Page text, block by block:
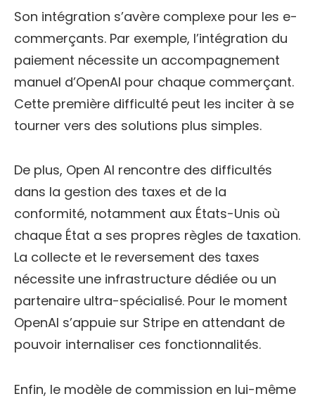
Son intégration s’avère complexe pour les e-
commerçants. Par exemple, l’intégration du
paiement nécessite un accompagnement
manuel d’OpenAI pour chaque commerçant.
Cette première difficulté peut les inciter à se
tourner vers des solutions plus simples.
De plus, Open AI rencontre des difficultés
dans la gestion des taxes et de la
conformité, notamment aux États-Unis où
chaque État a ses propres règles de taxation.
La collecte et le reversement des taxes
nécessite une infrastructure dédiée ou un
partenaire ultra-spécialisé. Pour le moment
OpenAI s’appuie sur Stripe en attendant de
pouvoir internaliser ces fonctionnalités.
Enfin, le modèle de commission en lui-même